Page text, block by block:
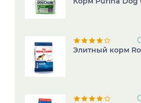
Элитный корм